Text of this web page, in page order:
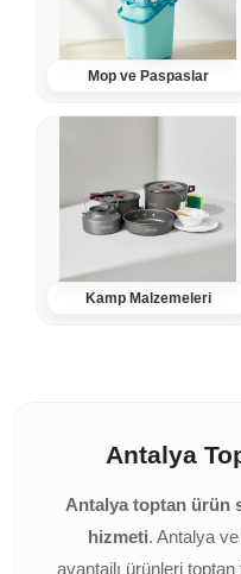
Mop ve Paspaslar
Kamp Malzemeleri
Antalya
Antalya toptan ürün
hizmeti. Antalya
avantajlı ürünleri toptan